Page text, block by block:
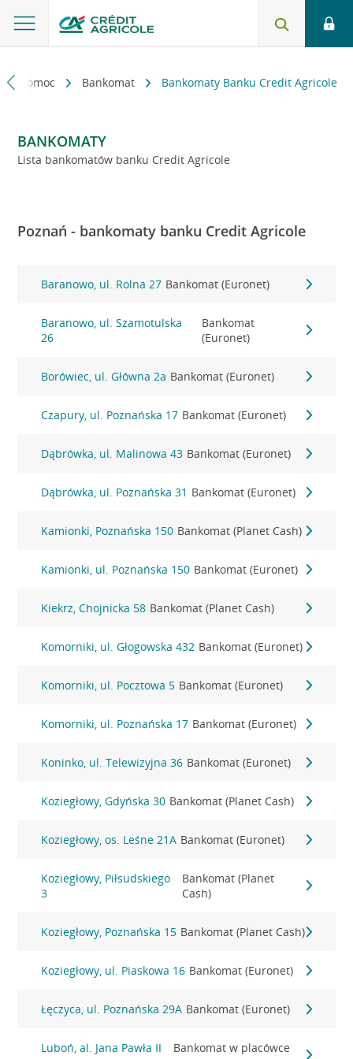
i pomoc Bankomat Bankomaty Banku Credit Agricole
BANKOMATY
Lista bankomatów banku Credit Agricole
Poznań - bankomaty banku Credit Agricole
Baranowo, ul. Rolna 27 Bankomat (Euronet)
Baranowo, ul. Szamotulska
26
Bankomat
(Euronet)
Borówiec, ul. Główna 2a Bankomat (Euronet)
Czapury, ul. Poznańska 17 Bankomat (Euronet)
Dąbrówka, ul. Malinowa 43 Bankomat (Euronet)
Dąbrówka, ul. Poznańska 31 Bankomat (Euronet)
Kamionki, Poznańska 150 Bankomat (Planet Cash)
Kamionki, ul. Poznańska 150 Bankomat (Euronet)
Kiekrz, Chojnicka 58 Bankomat (Planet Cash)
Komorniki, ul. Głogowska 432 Bankomat (Euronet)
Komorniki, ul. Pocztowa 5 Bankomat (Euronet)
Komorniki, ul. Poznańska 17 Bankomat (Euronet)
Koninko, ul. Telewizyjna 36 Bankomat (Euronet)
Koziegłowy, Gdyńska 30 Bankomat (Planet Cash)
Koziegłowy, os. Leśne 21A Bankomat (Euronet)
Koziegłowy, Piłsudskiego
3
Bankomat (Planet
Cash)
Koziegłowy, Poznańska 15 Bankomat (Planet Cash)
Koziegłowy, ul. Piaskowa 16 Bankomat (Euronet)
Łęczyca, ul. Poznańska 29A Bankomat (Euronet)
Luboń, al. Jana Pawła II
Bankomat w placówce